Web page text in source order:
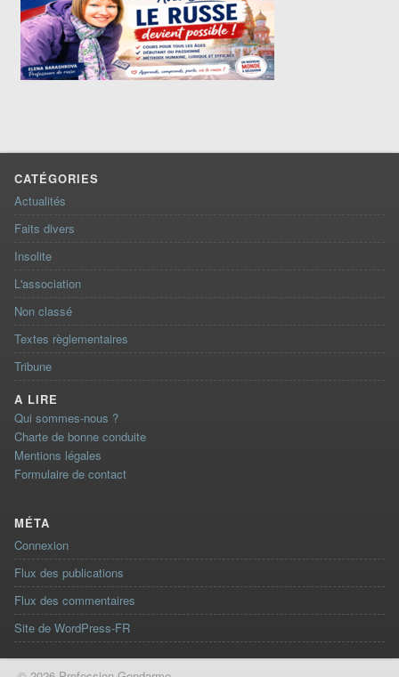
CATÉGORIES
Actualités
Faits divers
Insolite
L'association
Non classé
Textes règlementaires
Tribune
A LIRE
Qui sommes-nous ?
Charte de bonne conduite
Mentions légales
Formulaire de contact
MÉTA
Connexion
Flux des publications
Flux des commentaires
Site de WordPress-FR